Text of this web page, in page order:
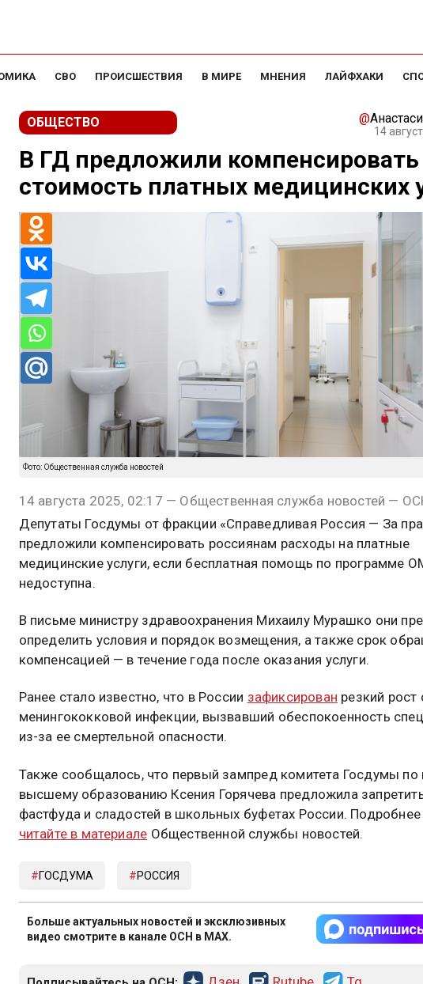
СВО ПРОИСШЕСТВИЯ В МИРЕ МНЕНИЯ ЛАЙФХАКИ
ОБЩЕСТВО @
14
В ГД предложили компенсировать
стоимость платных медицинских
Фото: Общественная служба новостей
14 августа 2025, 02:17 — Общественная служба новостей —
Депутаты Госдумы от фракции «Справедливая Россия — За
предложили компенсировать россиянам расходы на платные
медицинские услуги, если бесплатная помощь по программе
недоступна.
В письме министру здравоохранения Михаилу Мурашко они
определить условия и порядок возмещения, а также срок
компенсацией — в течение года после оказания услуги.
Ранее стало известно, что в России зафиксирован резкий рост
менингококковой инфекции, вызвавший обеспокоенность
из-за ее смертельной опасности.
Также сообщалось, что первый зампред комитета Госдумы по
высшему образованию Ксения Горячева предложила
фастфуда и сладостей в школьных буфетах России.
читайте в материале Общественной службы новостей.
ГОСДУМА РОССИЯ
Больше актуальных новостей и эксклюзивных
видео смотрите в канале ОСН в MAX.